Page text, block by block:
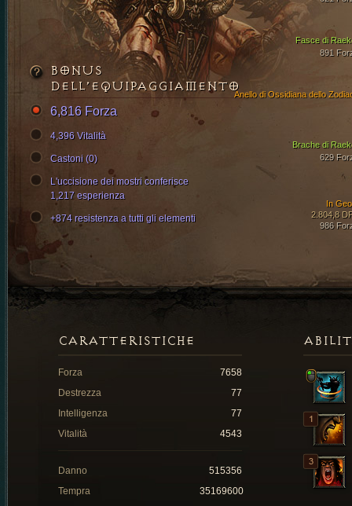
Fasce di
891
Brache di
629
In
2.804,8
986
Anello di Ossidiana dello
BONUS
DELL’EQUIPAGGIAMENTO
6,816 Forza
4,396 Vitalità
Castoni (0)
L'uccisione dei mostri conferisce
1,217 esperienza
+874 resistenza a tutti gli elementi
CARATTERISTICHE
Forza
7658
Destrezza
77
Intelligenza
77
Vitalità
4543
Danno
515356
Tempra
35169600